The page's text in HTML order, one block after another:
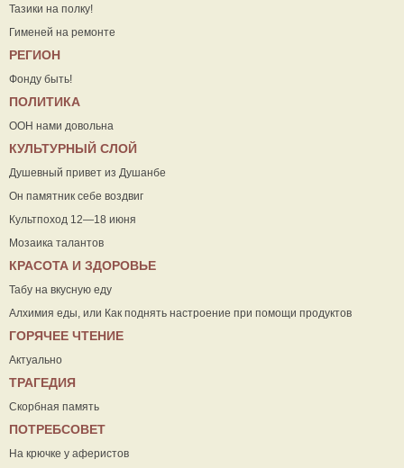
Тазики на полку!
Гименей на ремонте
РЕГИОН
Фонду быть!
ПОЛИТИКА
ООН нами довольна
КУЛЬТУРНЫЙ СЛОЙ
Душевный привет из Душанбе
Он памятник себе воздвиг
Культпоход 12—18 июня
Мозаика талантов
КРАСОТА И ЗДОРОВЬЕ
Табу на вкусную еду
Алхимия еды, или Как поднять настроение при помощи продуктов
ГОРЯЧЕЕ ЧТЕНИЕ
Актуально
ТРАГЕДИЯ
Скорбная память
ПОТРЕБСОВЕТ
На крючке у аферистов